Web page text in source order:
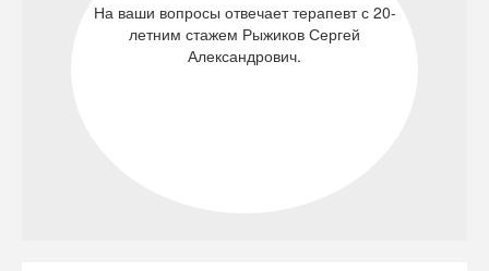
На ваши вопросы отвечает терапевт с 20-
летним стажем Рыжиков Сергей
Александрович.